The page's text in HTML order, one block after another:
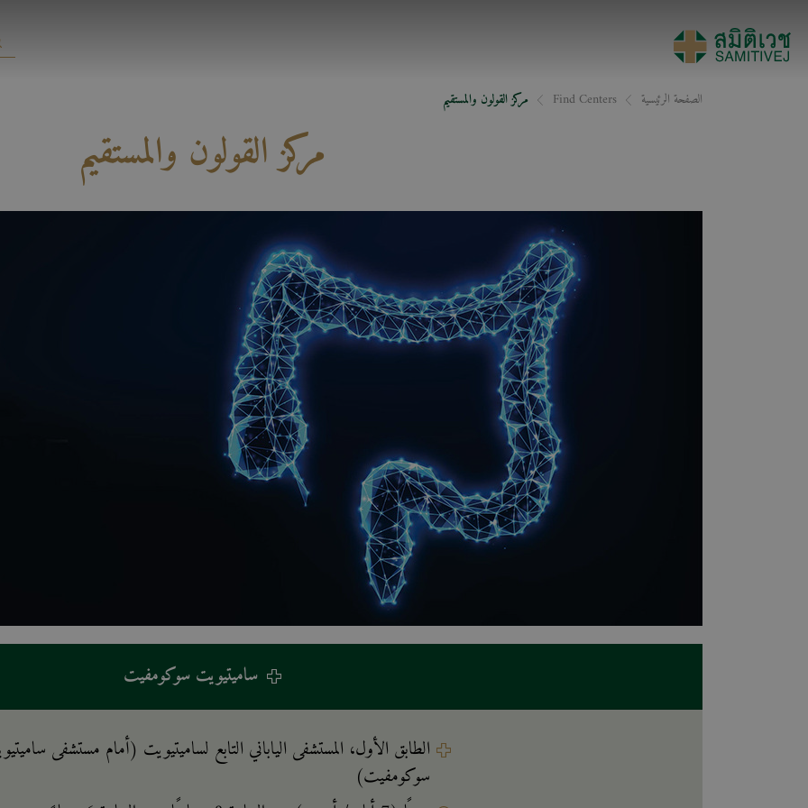
الصفحة الرئيسية Find Centers مركز القولون والمستقيم
مركز القولون والمستقيم
ساميتيويت سوكومفيت
الطابق الأول، المستشفى الياباني التابع لساميتيويت (أمام مستشفى
سوكومفيت)